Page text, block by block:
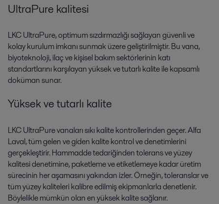
UltraPure kalitesi
LKC UltraPure, optimum sızdırmazlığı sağlayan güvenli ve
kolay kurulum imkanı sunmak üzere geliştirilmiştir. Bu vana,
biyoteknoloji, ilaç ve kişisel bakım sektörlerinin katı
standartlarını karşılayan yüksek ve tutarlı kalite ile kapsamlı
doküman sunar.
Yüksek ve tutarlı kalite
LKC UltraPure vanaları sıkı kalite kontrollerinden geçer. Alfa
Laval, tüm gelen ve giden kalite kontrol ve denetimlerini
gerçekleştirir. Hammadde tedariğinden tolerans ve yüzey
kalitesi denetimine, paketleme ve etiketlemeye kadar üretim
sürecinin her aşamasını yakından izler. Örneğin, toleranslar ve
tüm yüzey kaliteleri kalibre edilmiş ekipmanlarla denetlenir.
Böylelikle mümkün olan en yüksek kalite sağlanır.